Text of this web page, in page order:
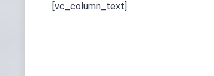
[vc_column_text]